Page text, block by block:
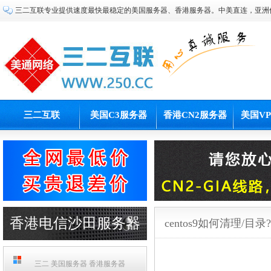
三二互联专业提供速度最快最稳定的美国服务器、香港服务器。中美直连，亚洲
三二互联 美国C3服务器 香港CN2服务器 美国
香港电信沙田服务器
三二 美国服务器 香港服务器
centos9如何清理/目录?